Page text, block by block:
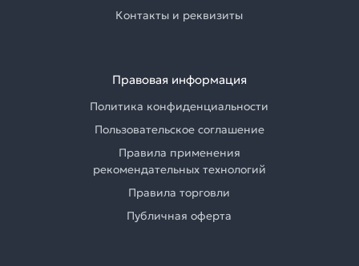
Контакты и реквизиты
Правовая информация
Политика конфиденциальности
Пользовательское соглашение
Правила применения
рекомендательных технологий
Правила торговли
Публичная оферта